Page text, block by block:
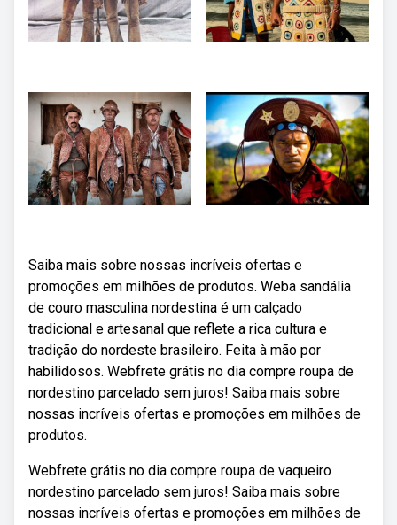
Saiba mais sobre nossas incríveis ofertas e
promoções em milhões de produtos. Weba sandália
de couro masculina nordestina é um calçado
tradicional e artesanal que reflete a rica cultura e
tradição do nordeste brasileiro. Feita à mão por
habilidosos. Webfrete grátis no dia compre roupa de
nordestino parcelado sem juros! Saiba mais sobre
nossas incríveis ofertas e promoções em milhões de
produtos.
Webfrete grátis no dia compre roupa de vaqueiro
nordestino parcelado sem juros! Saiba mais sobre
nossas incríveis ofertas e promoções em milhões de